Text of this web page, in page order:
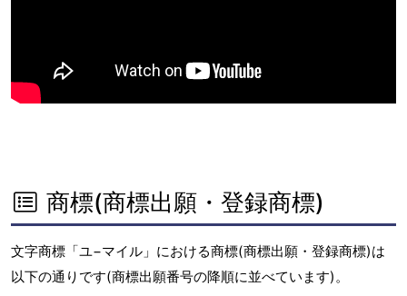
商標(商標出願・登録商標)
文字商標「ユ−マイル」における商標(商標出願・登録商標)は
以下の通りです(商標出願番号の降順に並べています)。